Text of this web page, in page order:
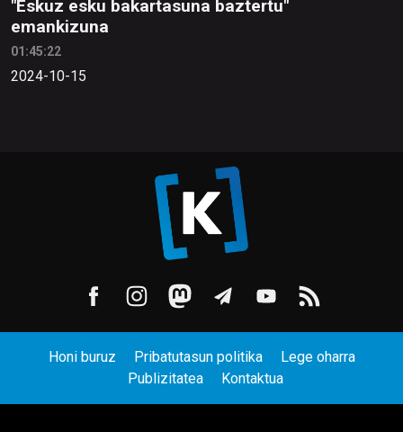
"Eskuz esku bakartasuna baztertu"
emankizuna
01:45:22
2024-10-15
Honi buruz Pribatutasun politika
Lege oharra
Publizitatea
Kontaktua